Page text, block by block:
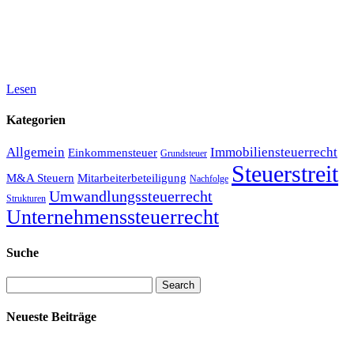
Lesen
Kategorien
Allgemein Einkommensteuer Grundsteuer Immobiliensteuerrecht
M&A Steuern Mitarbeiterbeteiligung Nachfolge Steuerstreit
Strukturen Umwandlungssteuerrecht
Unternehmenssteuerrecht
Suche
Search
Neueste Beiträge